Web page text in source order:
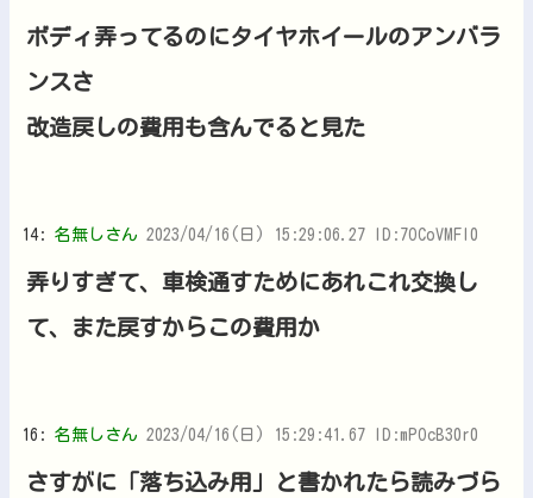
ボディ弄ってるのにタイヤホイールのアンバラ
ンスさ
改造戻しの費用も含んでると見た
14: 名無しさん 2023/04/16(日) 15:29:06.27 ID:7OCoVMFI0
弄りすぎて、車検通すためにあれこれ交換し
て、また戻すからこの費用か
16: 名無しさん 2023/04/16(日) 15:29:41.67 ID:mPOcB30r0
さすがに「落ち込み用」と書かれたら読みづら